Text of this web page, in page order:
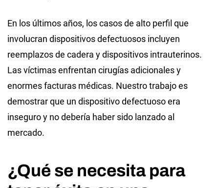
En los últimos años, los casos de alto perfil que
involucran dispositivos defectuosos incluyen
reemplazos de cadera y dispositivos intrauterinos.
Las víctimas enfrentan cirugías adicionales y
enormes facturas médicas. Nuestro trabajo es
demostrar que un dispositivo defectuoso era
inseguro y no debería haber sido lanzado al
mercado.
¿Qué se necesita para